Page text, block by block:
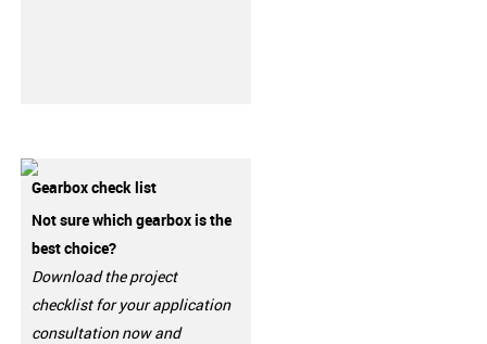
Gearbox check list
Not sure which gearbox is the
best choice?
Download the project
checklist for your application
consultation now and